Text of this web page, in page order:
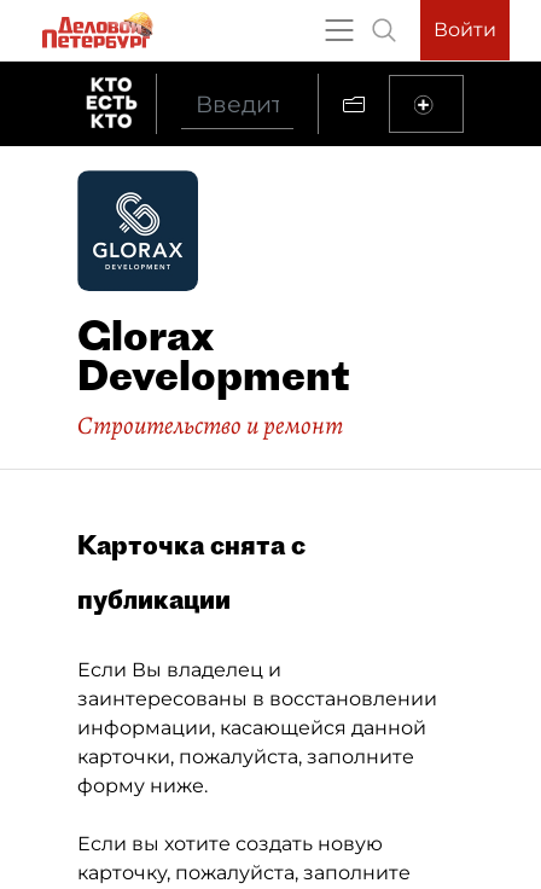
Войти
Glorax
Development
Строительство и ремонт
Карточка снята с
публикации
Если Вы владелец и
заинтересованы в восстановлении
информации, касающейся данной
карточки, пожалуйста, заполните
форму ниже.
Если вы хотите создать новую
карточку, пожалуйста, заполните